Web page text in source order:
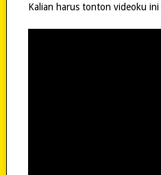
Kalian harus tonton videoku ini